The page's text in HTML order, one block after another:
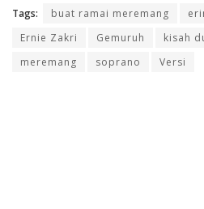
Tags: buat ramai meremang
Ernie Zakri
Gemuruh kisah
meremang
soprano Versi